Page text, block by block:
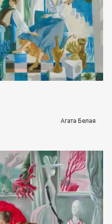
spb.rakovgallery.ru
Агата Белая